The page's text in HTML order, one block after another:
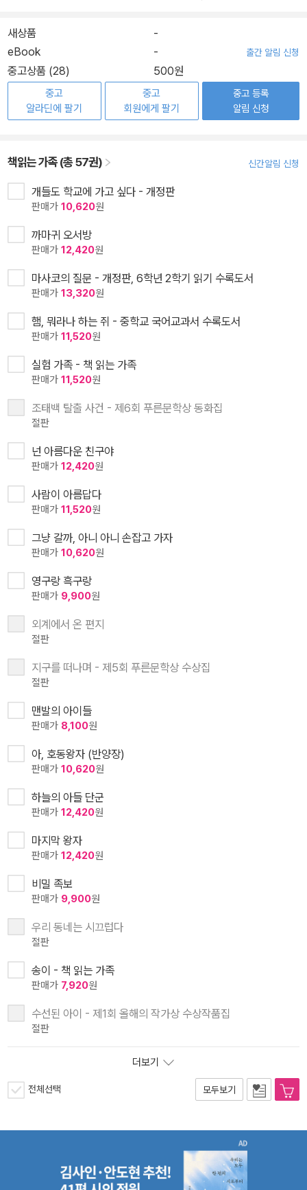
새상품
-
eBook
- 출간 알림 신청
중고상품 (28) 500원
중고
알라딘에 팔기
중고
회원에게 팔기
중고 등록
알림 신청
책읽는 가족 (총 57권) 신간알림 신청
개들도 학교에 가고 싶다 - 개정판
판매가 10,620원
까마귀 오서방
판매가 12,420원
마사코의 질문 - 개정판, 6학년 2학기 읽기 수록도서
판매가 13,320원
햄, 뭐라나 하는 쥐 - 중학교 국어교과서 수록도서
판매가 11,520원
실험 가족 - 책 읽는 가족
판매가 11,520원
조태백 탈출 사건 - 제6회 푸른문학상 동화집
절판
넌 아름다운 친구야
판매가 12,420원
사람이 아름답다
판매가 11,520원
그냥 갈까, 아니 아니 손잡고 가자
판매가 10,620원
영구랑 흑구랑
판매가 9,900원
외계에서 온 편지
절판
지구를 떠나며 - 제5회 푸른문학상 수상집
절판
맨발의 아이들
판매가 8,100원
아, 호동왕자 (반양장)
판매가 10,620원
하늘의 아들 단군
판매가 12,420원
마지막 왕자
판매가 12,420원
비밀 족보
판매가 9,900원
우리 동네는 시끄럽다
절판
송이 - 책 읽는 가족
판매가 7,920원
수선된 아이 - 제1회 올해의 작가상 수상작품집
절판
더보기
전체선택 모두보기